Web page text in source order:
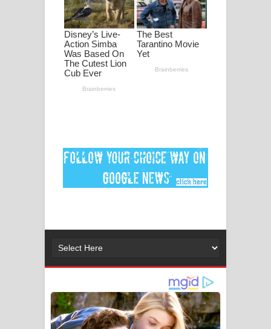
Pansal Gihin Song Lyrics - පන්සල් ගිහිං
ගීතයේ පද පෙළ
Ankeliya Song Lyrics - අංකෙළිය ගීතයේ
පද පෙළ
MANAMALA KATHA Song Lyrics -
මනමාල කතා ගීතයේ පද පෙළ
Gemak Deela Song Lyrics - ගේමක් දීලා